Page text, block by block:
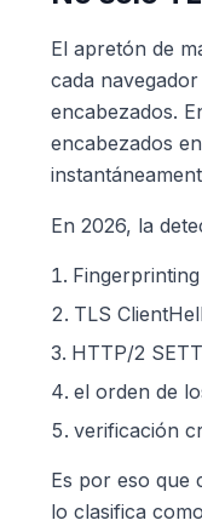
El apretón de
cada
encabezados.
encabezados
En 2026, la
TLS
HTTP/2
el orden de
verificación
Es por eso que
lo clasifica